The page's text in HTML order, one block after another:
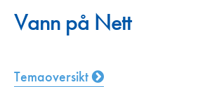
Vann på Nett
Temaoversikt